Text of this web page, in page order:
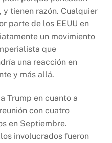
tienen razón. Cualquier
parte de los EEUU en
un movimiento
que
una reacción en
y más allá.
Trump en cuanto a
con cuatro
en Septiembre.
involucrados fueron